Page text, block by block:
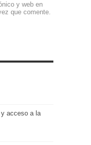
y web en
que comente.
y acceso a la